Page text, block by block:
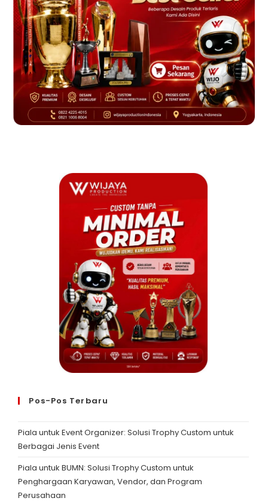
Pos-Pos Terbaru
Piala untuk Event Organizer: Solusi Trophy Custom untuk
Berbagai Jenis Event
Piala untuk BUMN: Solusi Trophy Custom untuk
Penghargaan Karyawan, Vendor, dan Program
Perusahaan